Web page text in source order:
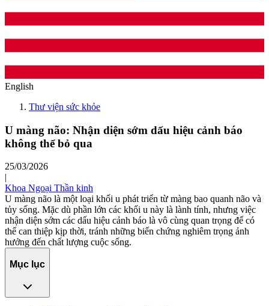
English
Thư viện sức khỏe
U màng não: Nhận diện sớm dấu hiệu cảnh báo
không thể bỏ qua
25/03/2026
|
Khoa Ngoại Thần kinh
U màng não là một loại khối u phát triển từ màng bao quanh não và
tủy sống. Mặc dù phần lớn các khối u này là lành tính, nhưng việc
nhận diện sớm các dấu hiệu cảnh báo là vô cùng quan trọng để có
thể can thiệp kịp thời, tránh những biến chứng nghiêm trọng ảnh
hưởng đến chất lượng cuộc sống.
Mục lục